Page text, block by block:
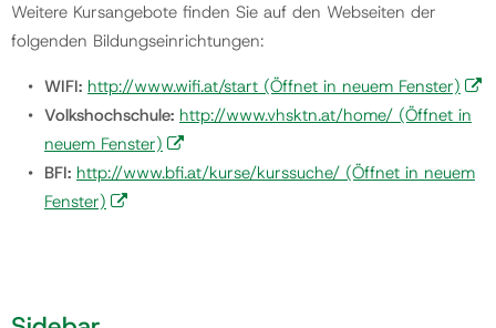
Weitere Kursangebote finden Sie auf den Webseiten der
folgenden Bildungseinrichtungen:
WIFI: http://www.wifi.at/start (Öffnet in neuem Fenster)
Volkshochschule: http://www.vhsktn.at/home/ (Öffnet in
neuem Fenster)
BFI: http://www.bfi.at/kurse/kurssuche/ (Öffnet in neuem
Fenster)